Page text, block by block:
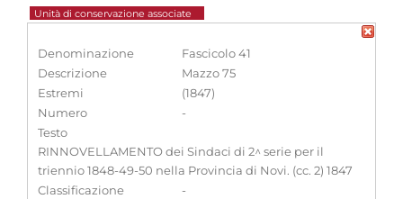
Unità di conservazione associate
Denominazione
Fascicolo 41
Descrizione
Mazzo 75
Estremi
(1847)
Numero
-
Testo
RINNOVELLAMENTO dei Sindaci di 2^ serie per il
triennio 1848-49-50 nella Provincia di Novi. (cc. 2) 1847
Classificazione
-